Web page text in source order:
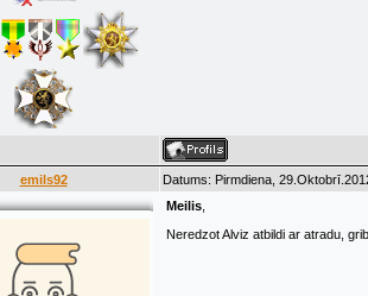
emils92 Datums: Pirmdiena,
Meilis
Neredzot Alviz atbildi ar atradu,